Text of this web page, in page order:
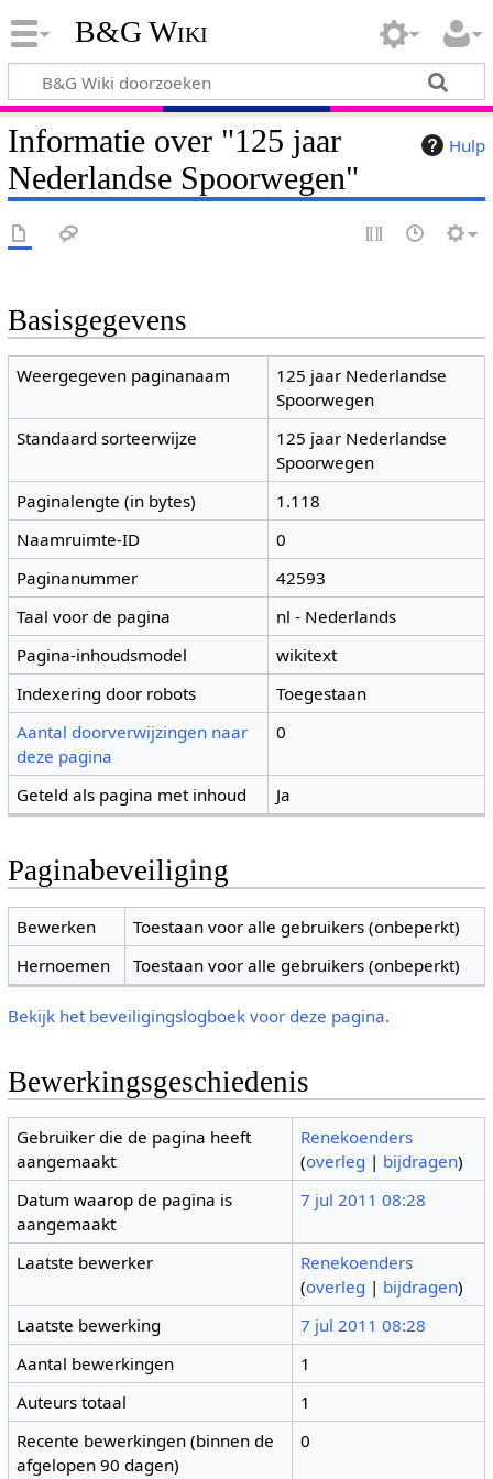
B&G Wiki
Hulp
Informatie over "125 jaar
Nederlandse Spoorwegen"
Basisgegevens
Weergegeven paginanaam
125 jaar Nederlandse
Spoorwegen
Standaard sorteerwijze
125 jaar Nederlandse
Spoorwegen
Paginalengte (in bytes)
1.118
Naamruimte-ID
0
Paginanummer
42593
Taal voor de pagina
nl - Nederlands
Pagina-inhoudsmodel
wikitext
Indexering door robots
Toegestaan
Aantal doorverwijzingen naar
deze pagina
0
Geteld als pagina met inhoud Ja
Paginabeveiliging
Bewerken
Toestaan voor alle gebruikers (onbeperkt)
Hernoemen
Toestaan voor alle gebruikers (onbeperkt)
Bekijk het beveiligingslogboek voor deze pagina.
Bewerkingsgeschiedenis
Gebruiker die de pagina heeft
aangemaakt
Renekoenders
(overleg | bijdragen)
Datum waarop de pagina is
aangemaakt
7 jul 2011 08:28
Laatste bewerker
Renekoenders
(overleg | bijdragen)
Laatste bewerking
7 jul 2011 08:28
Aantal bewerkingen
1
Auteurs totaal
1
Recente bewerkingen (binnen de
afgelopen 90 dagen)
0